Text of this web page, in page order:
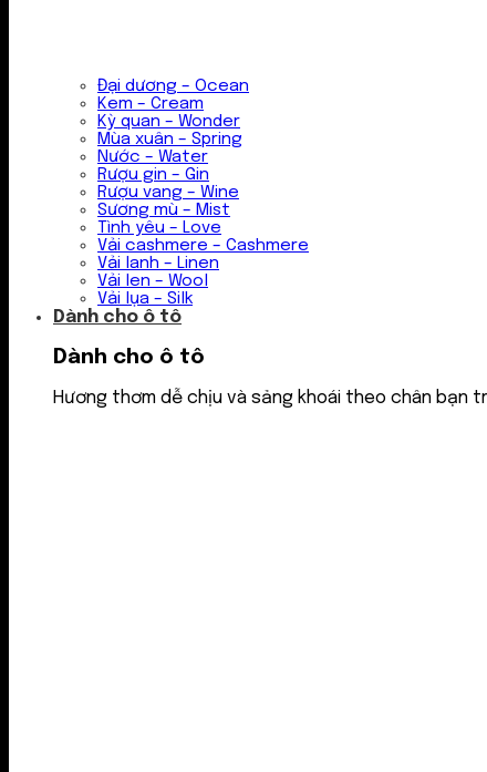
Đại dương – Ocean
Kem – Cream
Kỳ quan – Wonder
Mùa xuân – Spring
Nước – Water
Rượu gin – Gin
Rượu vang – Wine
Sương mù – Mist
Tình yêu – Love
Vải cashmere – Cashmere
Vải lanh – Linen
Vải len – Wool
Vải lụa – Silk
Dành cho ô tô
Dành cho ô tô
Hương thơm dễ chịu và sảng khoái theo chân bạn